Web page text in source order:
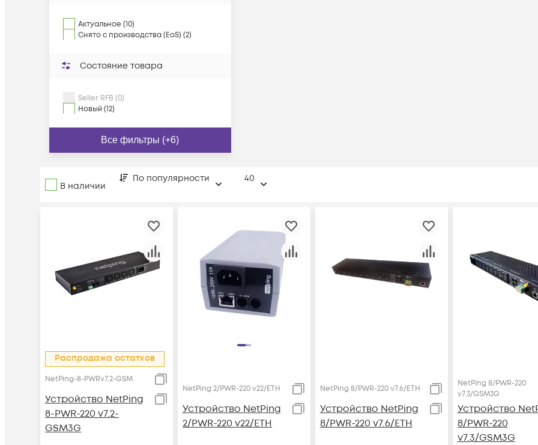
Актуальное (10)
Снято с производства (EoS) (2)
Состояние товара
Seller RFB (0)
Новый (12)
Все фильтры (+6)
В наличии
По популярности 40
Распродажа остатков
NetPing-8-PWRv7.2-GSM
Устройство NetPing
8-PWR-220 v7.2-
GSM3G
NetPing 2/PWR-220 v22/ETH
Устройство NetPing
2/PWR-220 v22/ETH
NetPing 8/PWR-220 v7.6/ETH
Устройство NetPing
8/PWR-220 v7.6/ETH
NetPing 8/PWR-220
v7.3/GSM3G
Устройство
8/PWR-220
v7.3/GSM3G